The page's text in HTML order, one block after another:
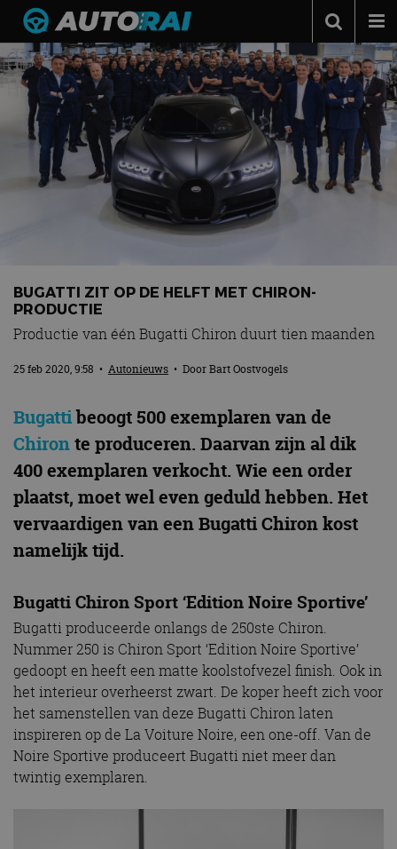
Autonieuws
Podcast
Autotests
Automerken
Adverteren
BUGATTI ZIT OP DE HELFT MET CHIRON-
PRODUCTIE
Productie van één Bugatti Chiron duurt tien maanden
25 feb 2020, 9:58 • Autonieuws • DoorBart Oostvogels
Bugattibeoogt 500 exemplaren van de
Chironte produceren. Daarvan zijn al dik
400 exemplaren verkocht. Wie een order
plaatst, moet wel even geduld hebben. Het
vervaardigen van een Bugatti Chiron kost
namelijk tijd.
Bugatti Chiron Sport ‘Edition Noire Sportive’
Bugatti produceerde onlangs de 250ste Chiron.
Nummer 250 is Chiron Sport ‘Edition Noire Sportive’
gedoopt en heeft een matte koolstofvezel finish. Ook in
het interieur overheerst zwart. De koper heeft zich voor
het samenstellen van deze Bugatti Chiron laten
inspireren op de La Voiture Noire, een one-off. Van de
Noire Sportive produceert Bugatti niet meer dan
twintig exemplaren.